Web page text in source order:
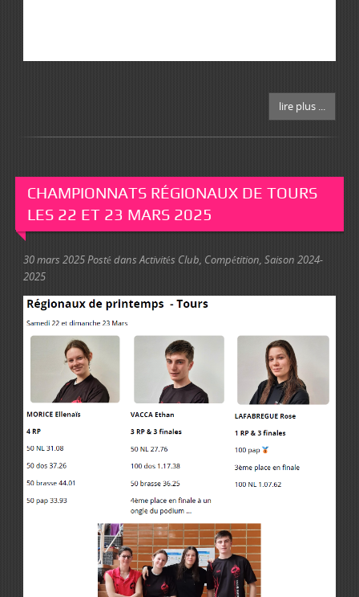
lire plus ...
CHAMPIONNATS RÉGIONAUX DE TOURS
LES 22 ET 23 MARS 2025
30 mars 2025Posté dansActivités Club, Compétition, Saison 2024-
2025